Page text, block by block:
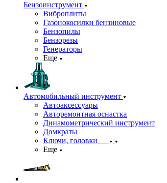
Бензоинструмент
Виброплиты
Газонокосилки бензиновые
Бензопилы
Бензорезы
Генераторы
Еще
Автомобильный инструмент
Автоаксессуары
Авторемонтная оснастка
Динамометрический инструмент
Домкраты
Ключи, головки
Еще